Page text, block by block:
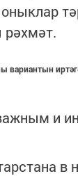
вариантын
и